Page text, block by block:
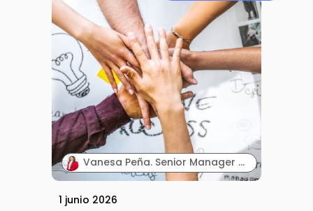
Vanesa Peña. Senior Manager de Contracting & Outsourcing Services. Hays España.
1 junio 2026